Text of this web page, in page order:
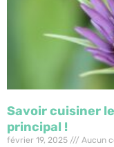
Savoir cuisiner
principal !
février 19, 2025 Aucun